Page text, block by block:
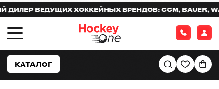
ВЕДУЩИХ ХОККЕЙНЫХ БРЕНДОВ: CCM, BAUER,
КАТАЛОГ